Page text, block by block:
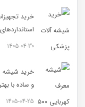
خرید
1405-04-30
خرید شیشه
و ساده با
1405-04-25